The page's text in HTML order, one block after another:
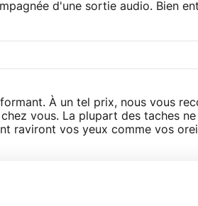
d'une sortie audio. Bien
À un tel prix, nous vous
vous. La plupart des taches
raviront vos yeux comme vos